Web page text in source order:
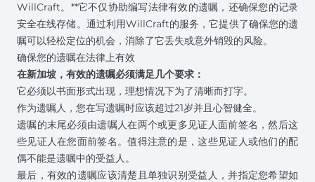
WillCraft。**它不仅协助编写法律有效的遗嘱，还确保您的记录
安全在线存储。通过利用WillCraft的服务，它提供了确保您的遗
嘱可以轻松定位的机会，消除了它丢失或意外销毁的风险。
确保您的遗嘱在法律上有效
在新加坡，有效的遗嘱必须满足几个要求：
它必须以书面形式出现，理想情况下为了清晰而打字。
作为遗嘱人，您在写遗嘱时应该超过21岁并且心智健全。
遗嘱的末尾必须由遗嘱人在两个或更多见证人面前签名，然后这
些见证人在您面前签名。值得注意的是，这些见证人或他们的配
偶不能是遗嘱中的受益人。
最后，有效的遗嘱应该清楚且单独识别受益人，并指定您希望如